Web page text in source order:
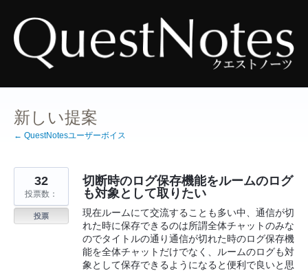
ン
テ
ン
ツ
新しい提案
← QuestNotesユーザーボイス
切断時のログ保存機能をルームのログ
も対象として取りたい
現在ルームにて交流することも多い中、通信が切
れた時に保存できるのは所謂全体チャットのみな
のでタイトルの通り通信が切れた時のログ保存機
能を全体チャットだけでなく、ルームのログも対
象として保存できるようになると便利で良いと思
32
投票数：
投票